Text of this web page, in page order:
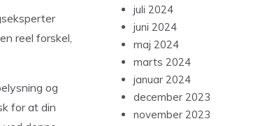
reel forskel,
og
for at din
juli 2024
juni 2024
maj 2024
marts 2024
januar 2024
december 2023
november 2023